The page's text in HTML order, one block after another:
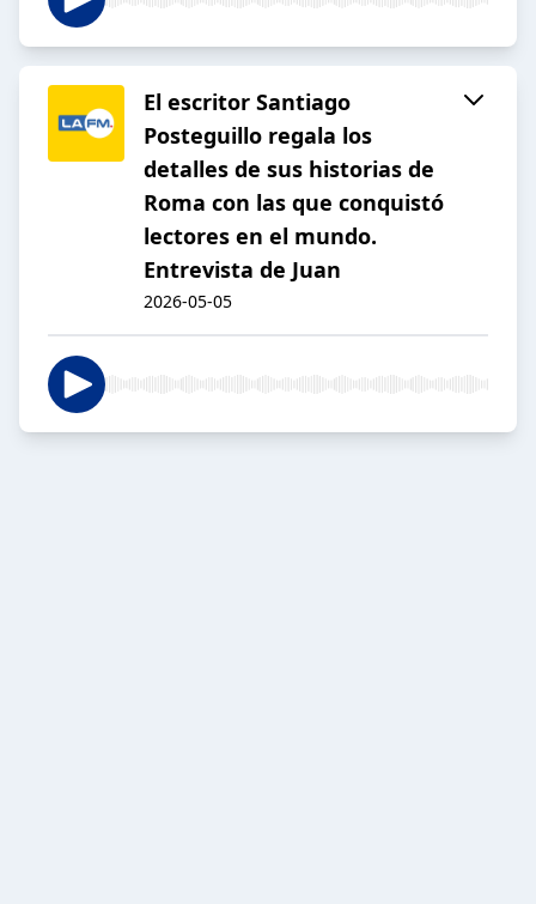
El escritor Santiago
Posteguillo regala los
detalles de sus historias de
Roma con las que conquistó
lectores en el mundo.
Entrevista de Juan
2026-05-05